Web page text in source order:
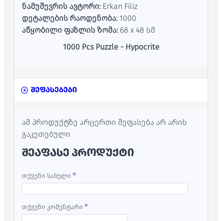
ნამუშევრის ავტორი: Erkan Filiz
დეტალების რაოდენობა: 1000
აწყობილი ფაზლის ზომა: 68 x 48 სმ
1000 Pcs Puzzle - Hypocrite
შეფასებები
ამ პროდუქტზე არცერთი შეფასება არ არის
გაკეთებული
ᲨᲔᲐᲤᲐᲡᲔ ᲞᲠᲝᲓᲣᲥᲢᲘ
თქვენი სახელი
თქვენი კომენტარი